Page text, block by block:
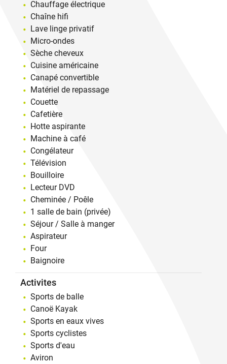
Chauffage électrique
Chaîne hifi
Lave linge privatif
Micro-ondes
Sèche cheveux
Cuisine américaine
Canapé convertible
Matériel de repassage
Couette
Cafetière
Hotte aspirante
Machine à café
Congélateur
Télévision
Bouilloire
Lecteur DVD
Cheminée / Poêle
1 salle de bain (privée)
Séjour / Salle à manger
Aspirateur
Four
Baignoire
Activites
Sports de balle
Canoë Kayak
Sports en eaux vives
Sports cyclistes
Sports d'eau
Aviron